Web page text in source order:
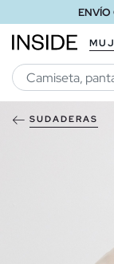
ENVÍO
SUDADERAS